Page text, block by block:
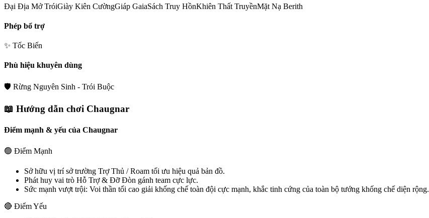
Đại Địa Mở TróiGiày Kiên CườngGiáp GaiaSách Truy HồnKhiên Thất TruyềnMặt Nạ Berith
Phép bổ trợ
✨ Tốc Biến
Phù hiệu khuyên dùng
🛡️ Rừng Nguyên Sinh - Trói Buộc
📖 Hướng dẫn chơi Chaugnar
Điểm mạnh & yếu của Chaugnar
🟢 Điểm Mạnh
Sở hữu vị trí sở trường Trợ Thủ / Roam tối ưu hiệu quả bản đồ.
Phát huy vai trò Hỗ Trợ & Đỡ Đòn gánh team cực lực.
Sức mạnh vượt trội: Voi thần tối cao giải khống chế toàn đội cực mạnh, khắc tinh cứng của toàn bộ tướng khống chế diện rộng.
🔴 Điểm Yếu